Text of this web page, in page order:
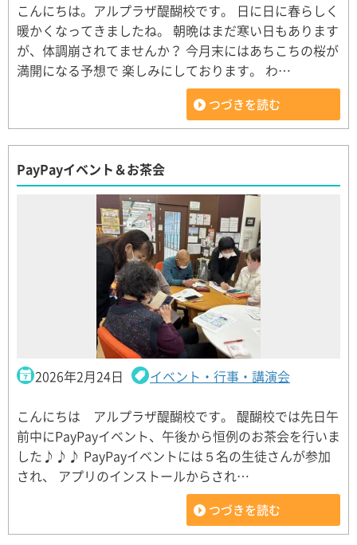
こんにちは。アルプラザ醍醐校です。 日に日に春らしく
暖かくなってきましたね。 朝晩はまだ寒い日もあります
が、体調崩されてませんか？ 今月末にはあちこちの桜が
満開になる予想で 楽しみにしております。 わ…
つづきを読む
PayPayイベント＆お茶会
2026年2月24日 イベント・行事・講演会
こんにちは アルプラザ醍醐校です。 醍醐校では先日午
前中にPayPayイベント、午後から恒例のお茶会を行いま
した♪♪♪ PayPayイベントには５名の生徒さんが参加
され、 アプリのインストールからされ…
つづきを読む